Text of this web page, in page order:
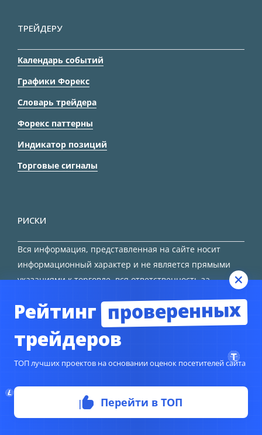
ТРЕЙДЕРУ
Календарь событий
Графики Форекс
Словарь трейдера
Форекс паттерны
Индикатор позиций
Торговые сигналы
РИСКИ
Вся информация, представленная на сайте носит
информационный характер и не является прямыми
указаниями к торговле, вся ответственность за
© Copyright 2024TORFOREX.COM
Рейтинг проверенных
трейдеров
ТОП лучших проектов на основании оценок посетителей сайта
Перейти в ТОП